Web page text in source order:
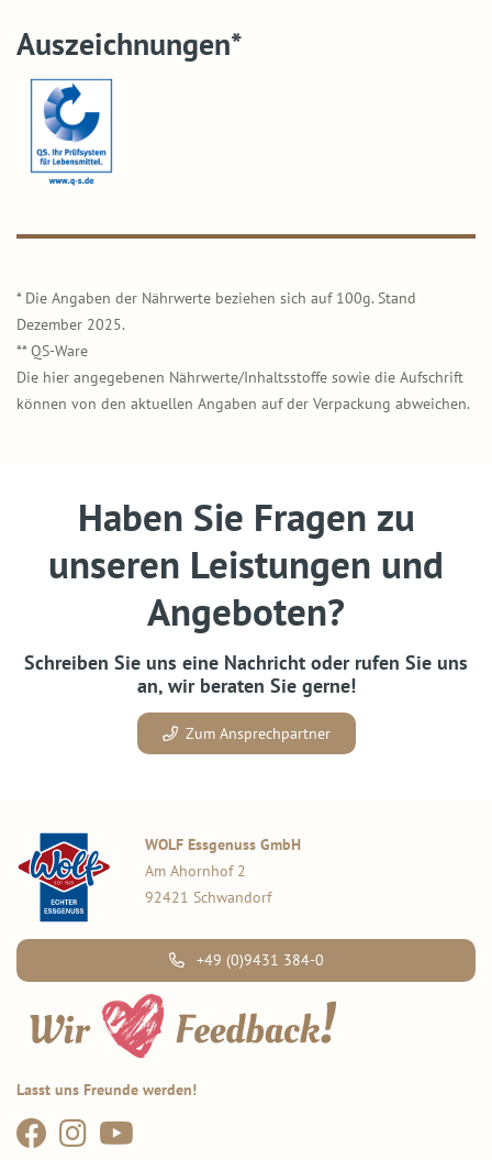
Auszeichnungen*
* Die Angaben der Nährwerte beziehen sich auf 100g. Stand
Dezember 2025.
** QS-Ware
Die hier angegebenen Nährwerte/Inhaltsstoffe sowie die Aufschrift
können von den aktuellen Angaben auf der Verpackung abweichen.
Haben Sie Fragen zu
unseren Leistungen und
Angeboten?
Schreiben Sie uns eine Nachricht oder rufen Sie uns
an, wir beraten Sie gerne!
Zum Ansprechpartner
WOLF Essgenuss GmbH
Am Ahornhof 2
92421 Schwandorf
+49 (0)9431 384-0
Lasst uns Freunde werden!